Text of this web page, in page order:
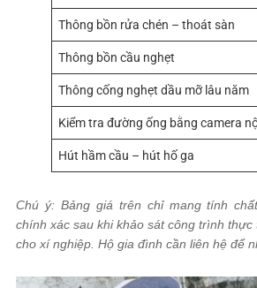
Thông bồn rửa chén – thoát sàn
Thông bồn cầu nghẹt
Thông cống nghẹt dầu mỡ lâu năm
Kiểm tra đường ống bằng camera
Hút hầm cầu – hút hố ga
Chú ý: Bảng giá trên chỉ mang tính
chính xác sau khi khảo sát công trình thực
cho xí nghiệp. Hộ gia đình cần liên hệ để